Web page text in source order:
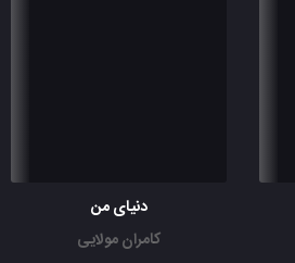
دنیای من
کامران مولایی